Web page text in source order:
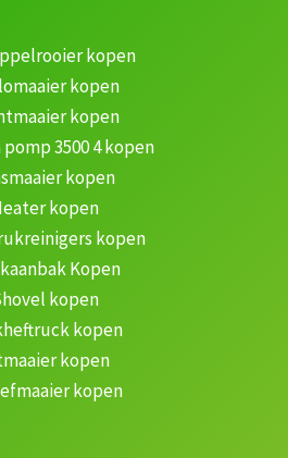
kopen
kopen
kopen
pomp 3500 4 kopen
kopen
kopen
kopen
Kopen
kopen
kopen
kopen
kopen